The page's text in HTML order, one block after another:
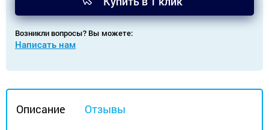
Возникли вопросы? Вы можете:
Написать нам
Описание Отзывы